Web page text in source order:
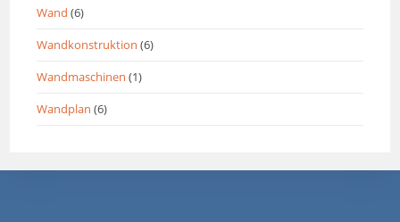
Wand (6)
Wandkonstruktion (6)
Wandmaschinen (1)
Wandplan (6)